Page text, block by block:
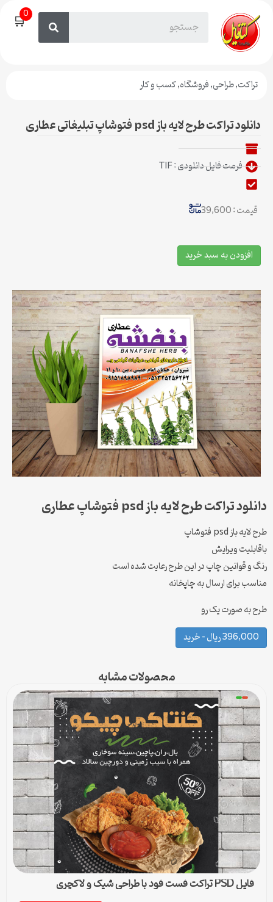
🛒0
تراکت,طراحی,فروشگاه,کسب و کار
دانلود تراکت طرح لایه باز psd فتوشاپ تبلیغاتی عطاری
فرمت فایل دانلودی : TIF
قیمت : 39,600
افزودن به سبد خرید
دانلود تراکت طرح لایه باز psd فتوشاپ عطاری
طرح لایه باز psd فتوشاپ
باقابلیت ویرایش
رنگ و قوانین چاپ در این طرح رعایت شده است
مناسب برای ارسال به چاپخانه
طرح به صورت یک رو
396,000 ریال – خرید
محصولات مشابه
فایل PSD تراکت فست فود با طراحی شیک و لاکچری